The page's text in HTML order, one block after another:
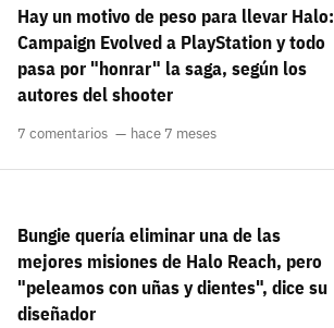
Hay un motivo de peso para llevar Halo:
Campaign Evolved a PlayStation y todo
pasa por "honrar" la saga, según los
autores del shooter
7 comentarios hace 7 meses
Bungie quería eliminar una de las
mejores misiones de Halo Reach, pero
"peleamos con uñas y dientes", dice su
diseñador